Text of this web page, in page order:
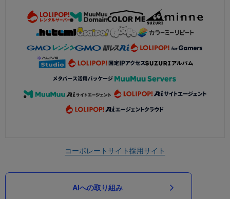
コーポレートサイト採用サイト
AIへの取り組み